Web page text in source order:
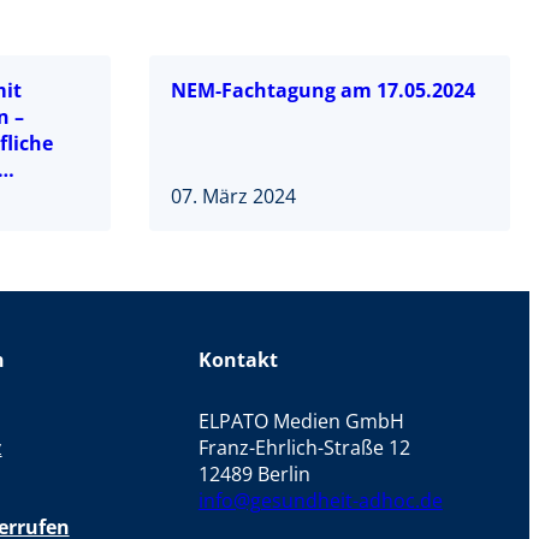
–
NEM-Fachtagung am 17.05.2024
07. März 2024
Kontakt
ELPATO Medien GmbH
Franz-Ehrlich-Straße 12
12489 Berlin
info@gesundheit-adhoc.de